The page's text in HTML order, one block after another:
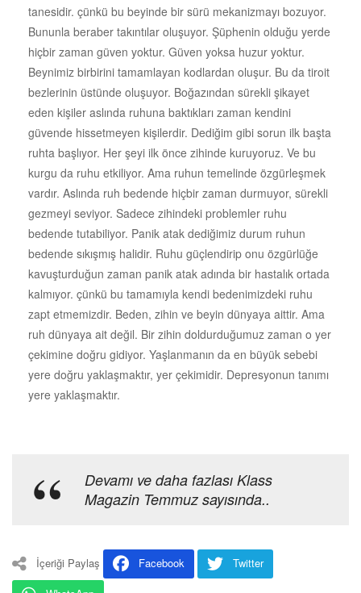
tanesidir. çünkü bu beyinde bir sürü mekanizmayı bozuyor.
Bununla beraber takıntılar oluşuyor. Şüphenin olduğu yerde
hiçbir zaman güven yoktur. Güven yoksa huzur yoktur.
Beynimiz birbirini tamamlayan kodlardan oluşur. Bu da tiroit
bezlerinin üstünde oluşuyor. Boğazından sürekli şikayet
eden kişiler aslında ruhuna baktıkları zaman kendini
güvende hissetmeyen kişilerdir. Dediğim gibi sorun ilk başta
ruhta başlıyor. Her şeyi ilk önce zihinde kuruyoruz. Ve bu
kurgu da ruhu etkiliyor. Ama ruhun temelinde özgürleşmek
vardır. Aslında ruh bedende hiçbir zaman durmuyor, sürekli
gezmeyi seviyor. Sadece zihindeki problemler ruhu
bedende tutabiliyor. Panik atak dediğimiz durum ruhun
bedende sıkışmış halidir. Ruhu güçlendirip onu özgürlüğe
kavuşturduğun zaman panik atak adında bir hastalık ortada
kalmıyor. çünkü bu tamamıyla kendi bedenimizdeki ruhu
zapt etmemizdir. Beden, zihin ve beyin dünyaya aittir. Ama
ruh dünyaya ait değil. Bir zihin doldurduğumuz zaman o yer
çekimine doğru gidiyor. Yaşlanmanın da en büyük sebebi
yere doğru yaklaşmaktır, yer çekimidir. Depresyonun tanımı
yere yaklaşmaktır.
Devamı ve daha fazlası Klass
Magazin Temmuz sayısında..
İçeriği Paylaş Facebook
Twitter